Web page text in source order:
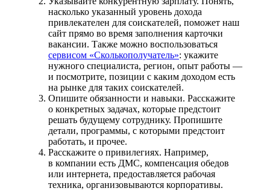
насколько указанный уровень дохода
привлекателен для соискателей, поможет наш
сайт прямо во время заполнения карточки
вакансии. Также можно воспользоваться
сервисом «Сколькополучатель»: укажите
нужного специалиста, регион, опыт работы —
и посмотрите, позиции с каким доходом есть
на рынке для таких соискателей.
Опишите обязанности и навыки. Расскажите
о конкретных задачах, которые предстоит
решать будущему сотруднику. Пропишите
детали, программы, с которыми предстоит
работать, и прочее.
Расскажите о привилегиях. Например,
в компании есть ДМС, компенсация обедов
или интернета, предоставляется рабочая
техника, организовываются корпоративы.